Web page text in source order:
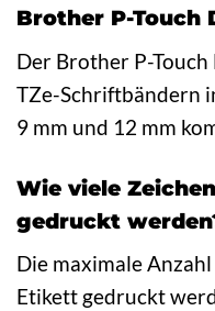
Brother P-Touch
Der Brother P-
TZe-Schriftbändern
9 mm und 12 mm
Wie viele
gedruckt
Die maximale
Etikett gedruckt